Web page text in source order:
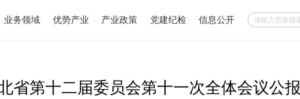
业务领域 优势产业 产业政策 党建纪检 信息公开
省第十二届委员会第十一次全体会议公报